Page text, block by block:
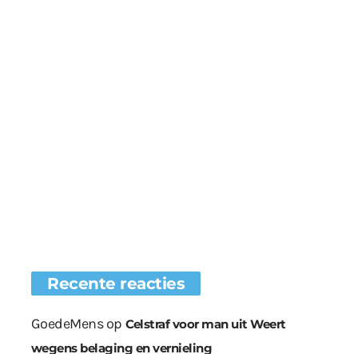
Recente reacties
GoedeMensop Celstraf voor man uit Weert
wegens belaging en vernieling